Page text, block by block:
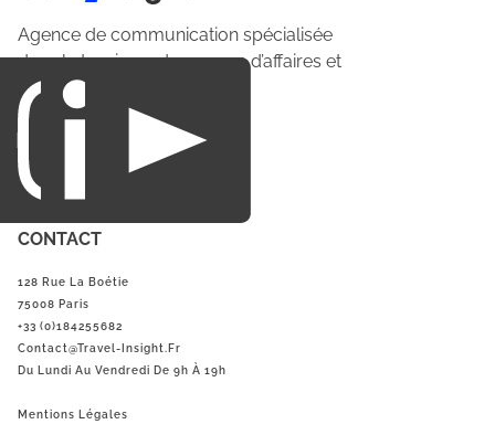
Agence de communication spécialisée
dans le tourisme du voyage d’affaires et
du loisirs.
CONTACT
128 Rue La Boétie
75008 Paris
+33 (0)184255682
Contact@Travel-Insight.fr
Du Lundi Au Vendredi De 9h À 19h
Mentions Légales